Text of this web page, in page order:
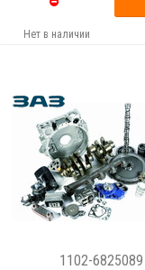
Нет в наличии
1102-6825089